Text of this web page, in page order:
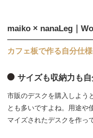
maiko × nanaLeg｜
カフェ板で作る自分仕
サイズも収納力も
市販のデスクを購入しよう
とも多いですよね。用途や
マイズされたデスクを作っ